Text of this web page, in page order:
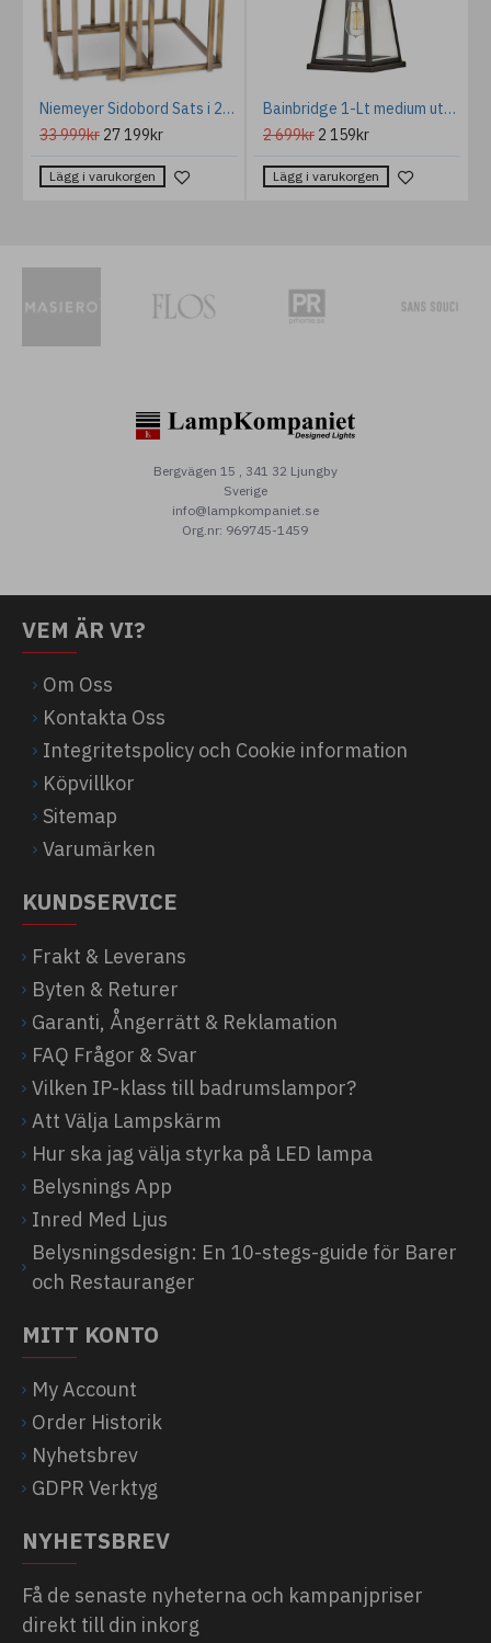
Niemeyer Sidobord Sats i 2 delar Mässing/Glas 62.5 cm
33 999kr 27 199kr
Lägg i varukorgen
Bainbridge 1-Lt medium utomhus vägglampa brons/klar 48,8 cm IP44
2 699kr 2 159kr
Lägg i varukorgen
Bergvägen 15 , 341 32 Ljungby
Sverige
info@lampkompaniet.se
Org.nr: 969745-1459
VEM ÄR VI?
Om Oss
Kontakta Oss
Integritetspolicy och Cookie information
Köpvillkor
Sitemap
Varumärken
KUNDSERVICE
Frakt & Leverans
Byten & Returer
Garanti, Ångerrätt & Reklamation
FAQ Frågor & Svar
Vilken IP-klass till badrumslampor?
Att Välja Lampskärm
Hur ska jag välja styrka på LED lampa
Belysnings App
Inred Med Ljus
Belysningsdesign: En 10-stegs-guide för Barer
och Restauranger
MITT KONTO
My Account
Order Historik
Nyhetsbrev
GDPR Verktyg
NYHETSBREV
Få de senaste nyheterna och kampanjpriser
direkt till din inkorg